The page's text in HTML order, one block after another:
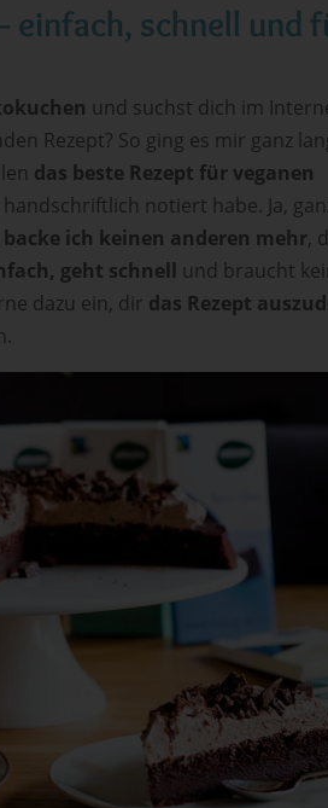
einfach, schnell und
und suchst dich im
Rezept? So ging es mir ganz
das beste Rezept für veganen
notiert habe. Ja,
backe ich keinen anderen mehr,
geht schnell und braucht
dazu ein, dir das Rezept